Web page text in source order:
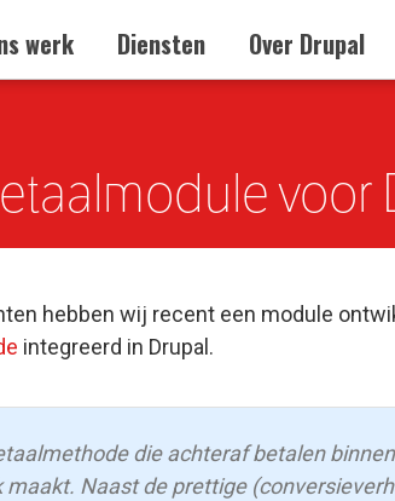
nieuws
werk Diensten Over Drupal
hebben wij recent een module
integreerd in Drupal.
die achteraf betalen
maakt. Naast de prettige